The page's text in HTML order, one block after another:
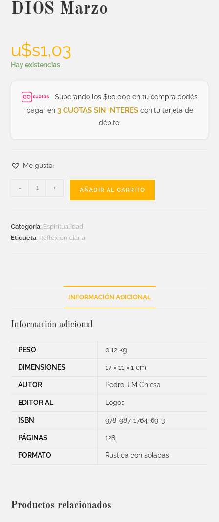
DIOS Marzo
u$s1,03
Hay existencias
Superando los $60.000 en tu compra podés
pagar en 3 CUOTAS SIN INTERÉScon tu tarjeta de
débito.
Me gusta
- + AÑADIR AL CARRITO
Categoría: Espiritualidad
Etiqueta: Reflexión diaria
INFORMACIÓN ADICIONAL
Información adicional
PESO 0,12 kg
DIMENSIONES 17 × 11 × 1 cm
AUTOR Pedro J M Chiesa
EDITORIAL Logos
ISBN 978-987-1764-69-3
PÁGINAS 128
FORMATO Rustica con solapas
Productos relacionados